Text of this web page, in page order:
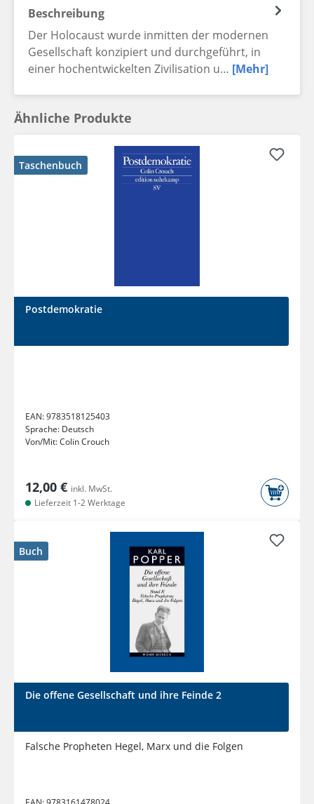
Beschreibung
Der Holocaust wurde inmitten der modernen
Gesellschaft konzipiert und durchgeführt, in
einer hochentwickelten Zivilisation u… [Mehr]
Ähnliche Produkte
Taschenbuch
Postdemokratie
EAN:9783518125403
Sprache: Deutsch
Von/Mit:Colin Crouch
12,00 € inkl. MwSt.
Lieferzeit 1-2 Werktage
Buch
Die offene Gesellschaft und ihre Feinde 2
Falsche Propheten Hegel, Marx und die Folgen